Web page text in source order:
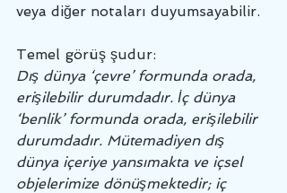
veya diğer notaları duyumsayabilir.
Temel görüş şudur:
Dış dünya ‘çevre’ formunda orada,
erişilebilir durumdadır. İç dünya
‘benlik’ formunda orada, erişilebilir
durumdadır. Mütemadiyen dış
dünya içeriye yansımakta ve içsel
objelerimize dönüşmektedir; iç